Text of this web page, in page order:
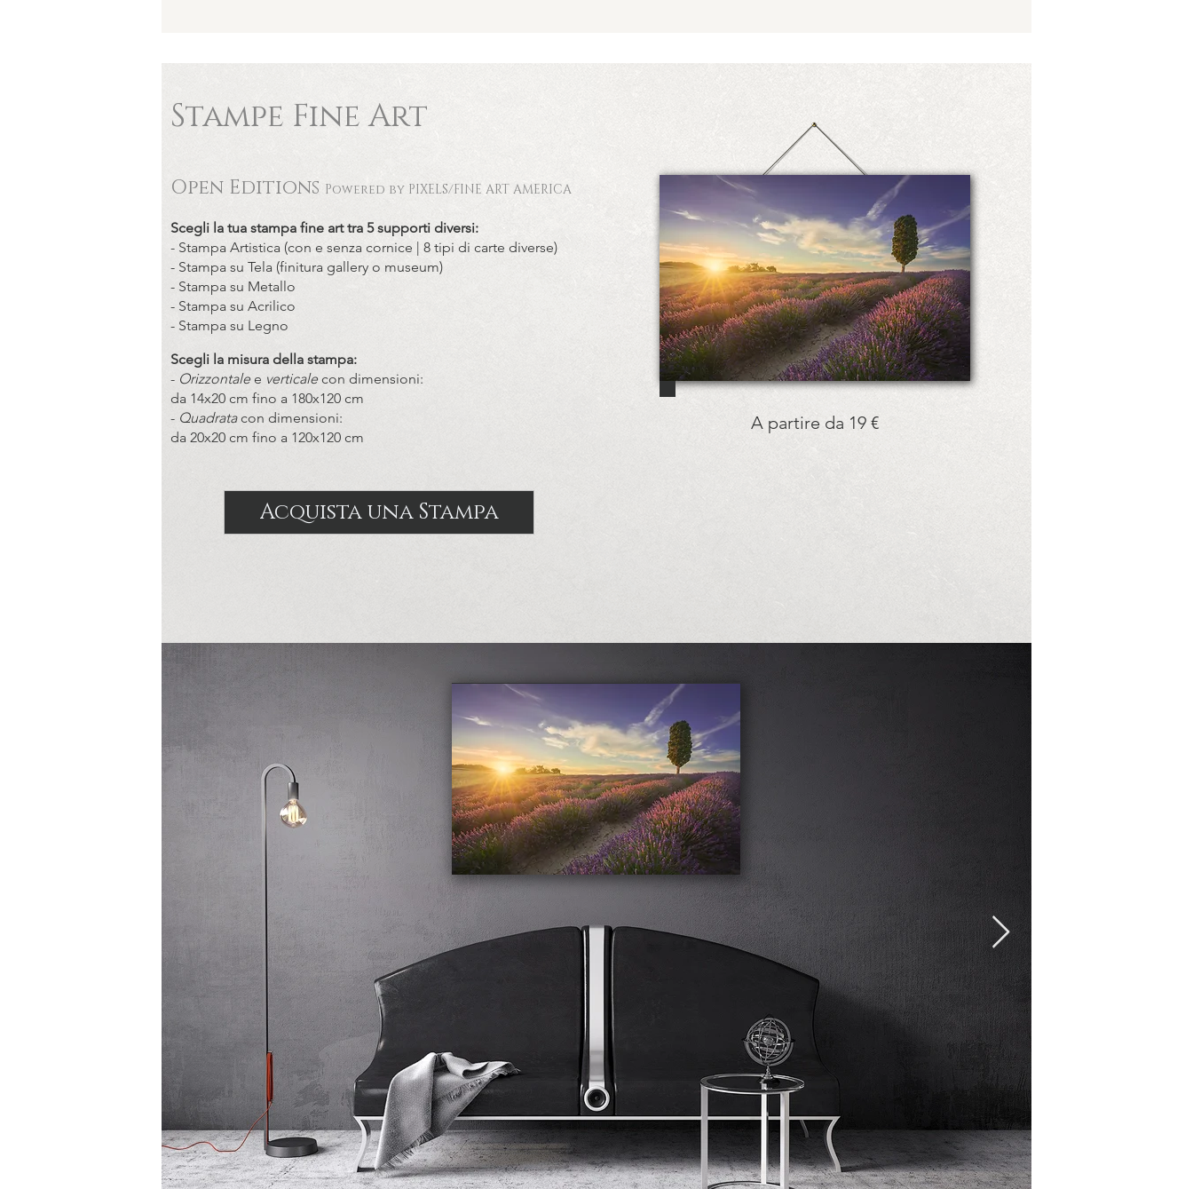
Stampe Fine Art
Open Editions Powered by PIXELS/FINE ART AMERICA
Scegli la tua stampa fine art tra 5 supporti diversi:
- Stampa Artistica (con e senza cornice | 8 tipi di carte diverse)
- Stampa su Tela (finitura gallery o museum)
- Stampa su Metallo
- Stampa su Acrilico
- Stampa su Legno
Scegli la misura della stampa:
- Orizzontalee verticale con dimensioni:
da 14x20 cm fino a 180x120 cm
- Quadratacon dimensioni:
da 20x20 cm fino a 120x120 cm
Acquista una Stampa
A partire da 19 €